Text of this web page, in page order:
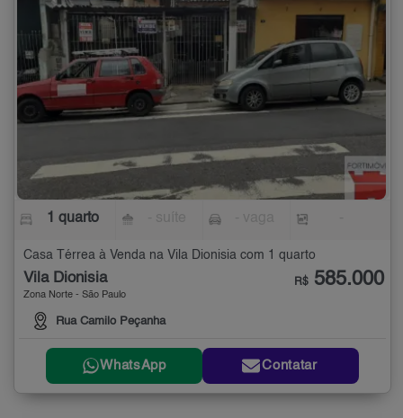
1 quarto
Casa Térrea à Venda na Vila Dionisia com 1 quarto
Vila Dionisia
Zona Norte - São Paulo
Rua Camilo Peçanha
R$ 585.000
WhatsApp Contatar